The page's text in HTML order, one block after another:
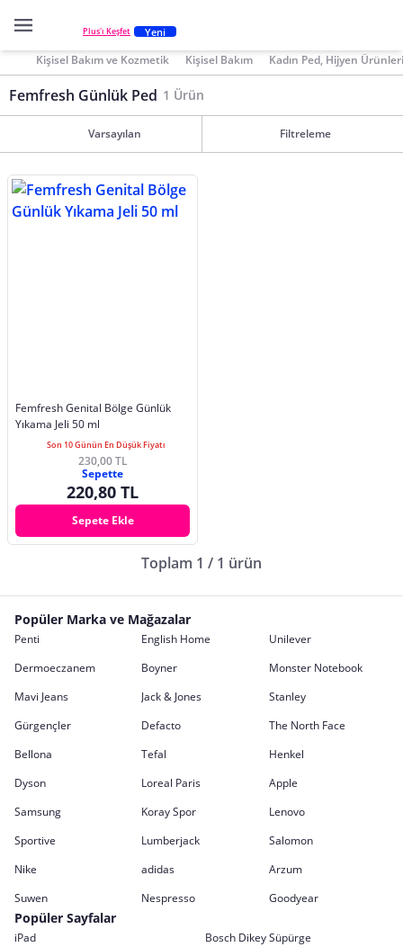
Plus'ı Keşfet Yeni
Kişisel Bakım ve Kozmetik Kişisel Bakım Kadın Ped, Hijyen
Femfresh Günlük Ped 1 Ürün
Varsayılan Filtreleme
Femfresh Genital Bölge Günlük
Yıkama Jeli 50 ml
Son 10 Günün En Düşük Fiyatı
230,00 TL
Sepette
220,80 TL
Sepete Ekle
Toplam 1 / 1 ürün
Popüler Marka ve Mağazalar
Penti English Home
Unilever
Dermoeczanem
Boyner
Monster Notebook
Mavi Jeans
Jack & Jones
Stanley
Gürgençler
Defacto
The North Face
Bellona
Tefal
Henkel
Dyson
Loreal Paris
Apple
Samsung
Koray Spor
Lenovo
Sportive
Lumberjack
Salomon
Nike
adidas
Arzum
Suwen
Nespresso Goodyear
Popüler Sayfalar
iPad
Bosch Dikey Süpürge